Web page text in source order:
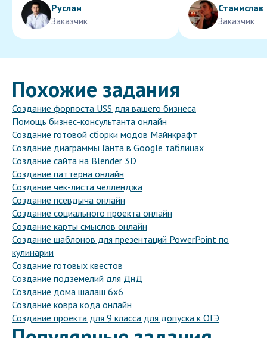
Руслан
Заказчик
Станислав
Заказчик
Похожие задания
Создание форпоста USS для вашего бизнеса
Помощь бизнес-консультанта онлайн
Создание готовой сборки модов Майнкрафт
Создание диаграммы Ганта в Google таблицах
Создание сайта на Blender 3D
Создание паттерна онлайн
Создание чек-листа челленджа
Создание псевдыча онлайн
Создание социального проекта онлайн
Создание карты смыслов онлайн
Создание шаблонов для презентаций PowerPoint по
кулинарии
Создание готовых квестов
Создание подземелий для ДнД
Создание дома шалаш 6х6
Создание ковра кода онлайн
Создание проекта для 9 класса для допуска к ОГЭ